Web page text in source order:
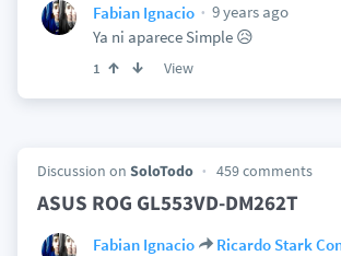
Fabian Ignacio
9 years ago
Ya ni aparece Simple 😥
1 View
Discussion on SoloTodo 459 comments
ASUS ROG GL553VD-DM262T
Fabian Ignacio
Ricardo Stark